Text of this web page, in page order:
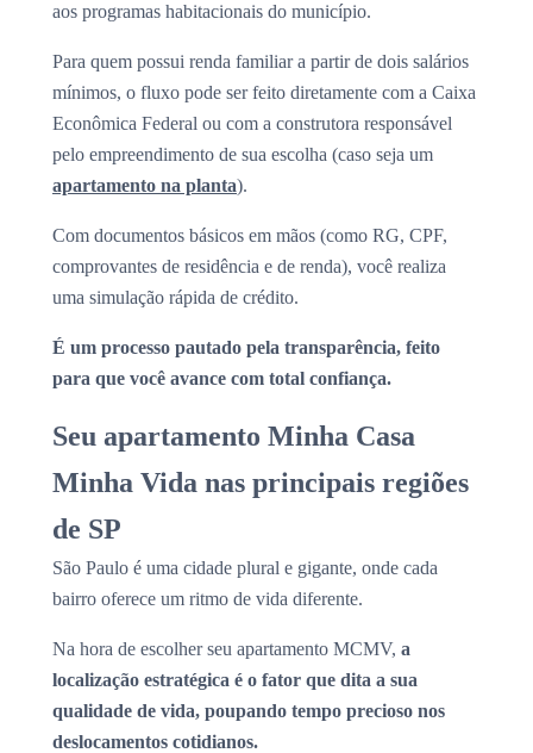
aos programas habitacionais do município.
Para quem possui renda familiar a partir de dois salários
mínimos, o fluxo pode ser feito diretamente com a Caixa
Econômica Federal ou com a construtora responsável
pelo empreendimento de sua escolha (caso seja um
apartamento na planta).
Com documentos básicos em mãos (como RG, CPF,
comprovantes de residência e de renda), você realiza
uma simulação rápida de crédito.
É um processo pautado pela transparência, feito
para que você avance com total confiança.
Seu apartamento Minha Casa
Minha Vida nas principais regiões
de SP
São Paulo é uma cidade plural e gigante, onde cada
bairro oferece um ritmo de vida diferente.
Na hora de escolher seu apartamento MCMV, a
localização estratégica é o fator que dita a sua
qualidade de vida, poupando tempo precioso nos
deslocamentos cotidianos.